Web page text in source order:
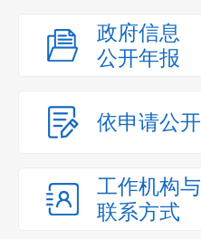
政府信息
公开年报
依申请公开
工作机构与
联系方式